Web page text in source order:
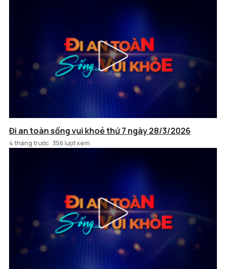
Đi an toàn sống vui khoẻ thứ 7 ngày 28/3/2026
4 tháng trước 356 lượt xem